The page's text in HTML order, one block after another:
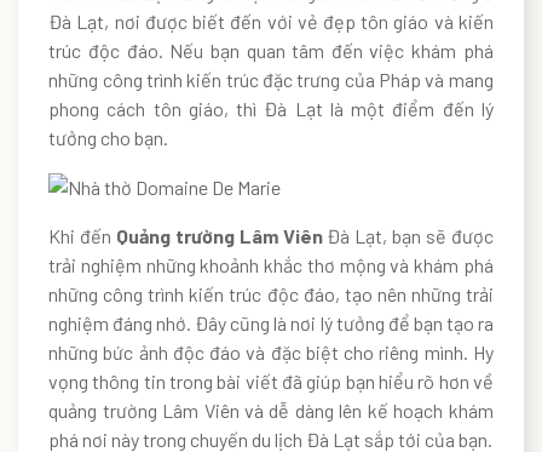
Đà Lạt, nơi được biết đến với vẻ đẹp tôn giáo và kiến
trúc độc đáo. Nếu bạn quan tâm đến việc khám phá
những công trình kiến trúc đặc trưng của Pháp và mang
phong cách tôn giáo, thì Đà Lạt là một điểm đến lý
tưởng cho bạn.
Khi đến Quảng trường Lâm Viên Đà Lạt, bạn sẽ được
trải nghiệm những khoảnh khắc thơ mộng và khám phá
những công trình kiến trúc độc đáo, tạo nên những trải
nghiệm đáng nhớ. Đây cũng là nơi lý tưởng để bạn tạo ra
những bức ảnh độc đáo và đặc biệt cho riêng mình. Hy
vọng thông tin trong bài viết đã giúp bạn hiểu rõ hơn về
quảng trường Lâm Viên và dễ dàng lên kế hoạch khám
phá nơi này trong chuyến du lịch Đà Lạt sắp tới của bạn.